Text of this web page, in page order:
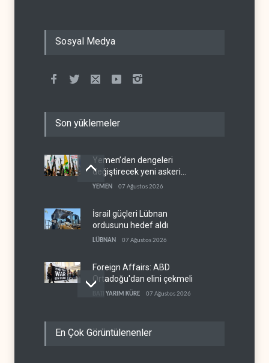
Sosyal Medya
Son yüklemeler
Yemen’den dengeleri
değiştirecek yeni askeri
denklem
YEMEN 07 Ağustos 2026
İsrail güçleri Lübnan
ordusunu hedef aldı
LÜBNAN 07 Ağustos 2026
Foreign Affairs: ABD
Ortadoğu'dan elini çekmeli
BATI YARIM KÜRE 07 Ağustos 2026
Pakistan ortak savunma
En Çok Görüntülenenler